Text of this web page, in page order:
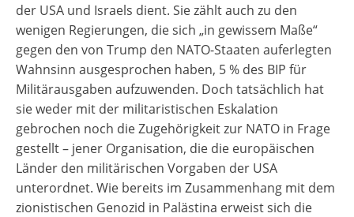
der USA und Israels dient. Sie zählt auch zu den
wenigen Regierungen, die sich „in gewissem Maße“
gegen den von Trump den NATO-Staaten auferlegten
Wahnsinn ausgesprochen haben, 5 % des BIP für
Militärausgaben aufzuwenden. Doch tatsächlich hat
sie weder mit der militaristischen Eskalation
gebrochen noch die Zugehörigkeit zur NATO in Frage
gestellt – jener Organisation, die die europäischen
Länder den militärischen Vorgaben der USA
unterordnet. Wie bereits im Zusammenhang mit dem
zionistischen Genozid in Palästina erweist sich die